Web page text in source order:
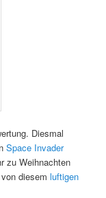
Diesmal
Space Invader
zu Weihnachten
von diesemluftigen